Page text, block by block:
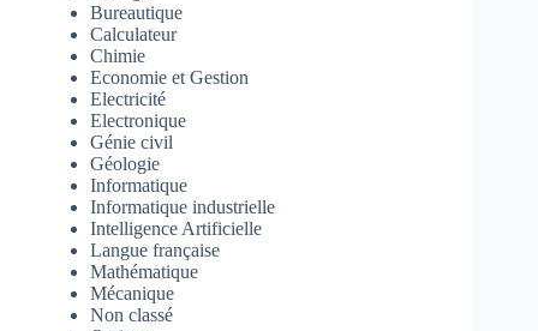
Bureautique
Calculateur
Chimie
Economie et Gestion
Electricité
Electronique
Génie civil
Géologie
Informatique
Informatique industrielle
Intelligence Artificielle
Langue française
Mathématique
Mécanique
Non classé